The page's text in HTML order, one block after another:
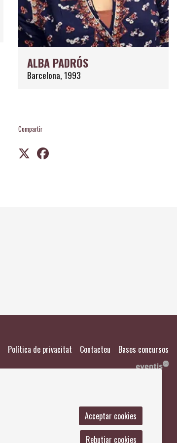
ALBA PADRÓS
Barcelona, 1993
Compartir
Política de privacitat Contacteu Bases concursos
Acceptar cookies
Rebutjar cookies